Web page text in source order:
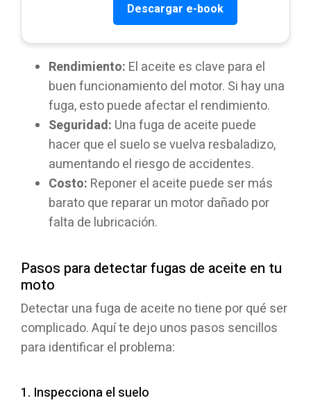
Descargar e-book
Rendimiento: El aceite es clave para el
buen funcionamiento del motor. Si hay una
fuga, esto puede afectar el rendimiento.
Seguridad: Una fuga de aceite puede
hacer que el suelo se vuelva resbaladizo,
aumentando el riesgo de accidentes.
Costo: Reponer el aceite puede ser más
barato que reparar un motor dañado por
falta de lubricación.
Pasos para detectar fugas de aceite en tu
moto
Detectar una fuga de aceite no tiene por qué ser
complicado. Aquí te dejo unos pasos sencillos
para identificar el problema:
1. Inspecciona el suelo